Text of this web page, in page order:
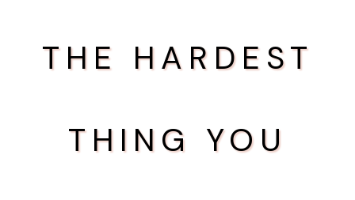
THE HARDEST
THING YOU